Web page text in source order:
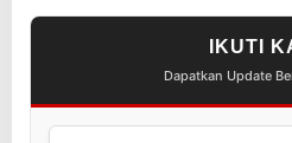
y
IKUTI
Dapatkan Update